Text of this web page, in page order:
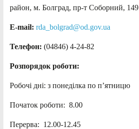
район, м. Болград, пр-т Соборний, 149
E-mail: rda_bolgrad@od.gov.ua
Телефон: (04846) 4-24-82
Розпорядок роботи:
Робочі дні: з понеділка по п’ятницю
Початок роботи: 8.00
Перерва: 12.00-12.45